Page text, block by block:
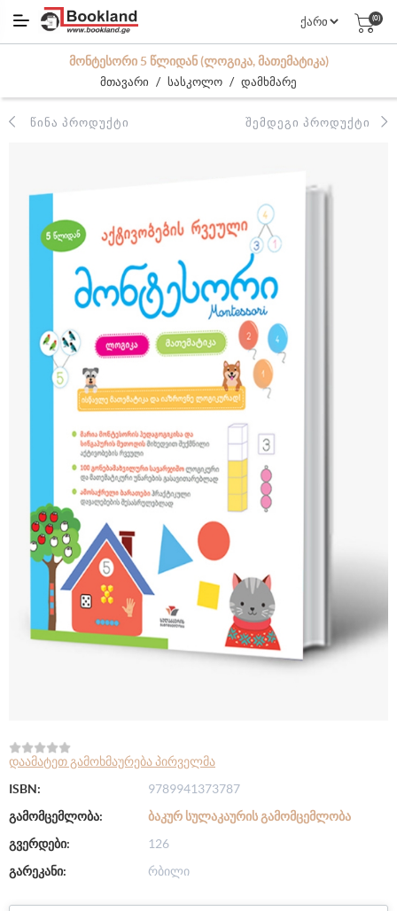
(0)
ᲛᲝᲜᲢᲔᲡᲝᲠᲘ 5 ᲬᲚᲘᲓᲐᲜ (ᲚᲝᲒᲘᲙᲐ, ᲛᲐᲗᲔᲛᲐᲢᲘᲙᲐ)
მთავარი / სასკოლო / დამხმარე
ᲬᲘᲜᲐ ᲞᲠᲝᲓᲣᲥᲢᲘ ᲨᲔᲛᲓᲔᲒᲘ ᲞᲠᲝᲓᲣᲥᲢᲘ
დაამატეთ გამოხმაურება პირველმა
ISBN:
9789941373787
გამომცემლობა:
ᲑᲐᲙᲣᲠ ᲡᲣᲚᲐᲙᲐᲣᲠᲘᲡ ᲒᲐᲛᲝᲛᲪᲔᲛᲚᲝᲑᲐ
გვერდები:
126
გარეკანი:
რბილი